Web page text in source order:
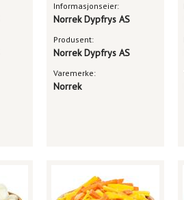
Informasjonseier:
Norrek Dypfrys AS
Produsent:
Norrek Dypfrys AS
Varemerke:
Norrek